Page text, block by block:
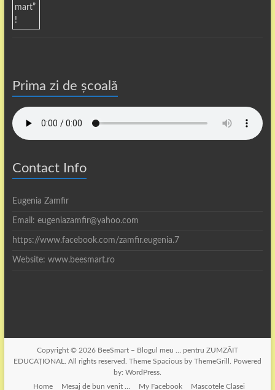
Prima zi de școală
Contact Info
Eugenia Zamfir
Email: eugeniazamfir@yahoo.com
https://www.facebook.com/zamfir.eugenia.7
Website: www.beesmart.ro
Copyright © 2026 BeeSmart – Blogul meu … pentru ZUMZĂIT
EDUCAȚIONAL
. All rights reserved. Theme Spaciousby ThemeGrill. Powered
by: WordPress.
Home
Mesaj de bun venit … My Facebook Mascotele Clasei